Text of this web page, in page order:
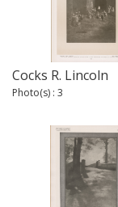
Cocks R. Lincoln
Photo(s) : 3